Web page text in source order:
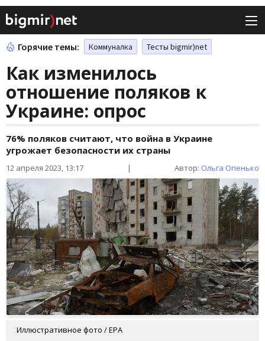
Горячие темы: Коммуналка Тесты bigmir)net
Как изменилось
отношение поляков к
Украине: опрос
76% поляков считают, что война в Украине
угрожает безопасности их страны
12 апреля 2023, 13:17 | Автор: Ольга Опенько
Иллюстративное фото / EPA